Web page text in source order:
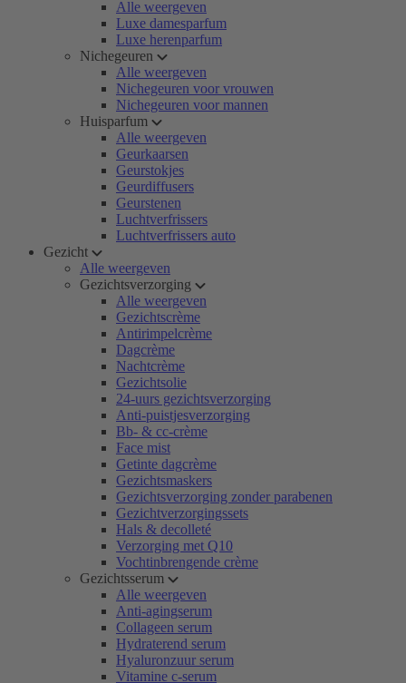
Alle weergeven
Luxe damesparfum
Luxe herenparfum
Nichegeuren
Alle weergeven
Nichegeuren voor vrouwen
Nichegeuren voor mannen
Huisparfum
Alle weergeven
Geurkaarsen
Geurstokjes
Geurdiffusers
Geurstenen
Luchtverfrissers
Luchtverfrissers auto
Gezicht
Alle weergeven
Gezichtsverzorging
Alle weergeven
Gezichtscrème
Antirimpelcrème
Dagcrème
Nachtcrème
Gezichtsolie
24-uurs gezichtsverzorging
Anti-puistjesverzorging
Bb- & cc-crème
Face mist
Getinte dagcrème
Gezichtsmaskers
Gezichtsverzorging zonder parabenen
Gezichtverzorgingssets
Hals & decolleté
Verzorging met Q10
Vochtinbrengende crème
Gezichtsserum
Alle weergeven
Anti-agingserum
Collageen serum
Hydraterend serum
Hyaluronzuur serum
Vitamine c-serum